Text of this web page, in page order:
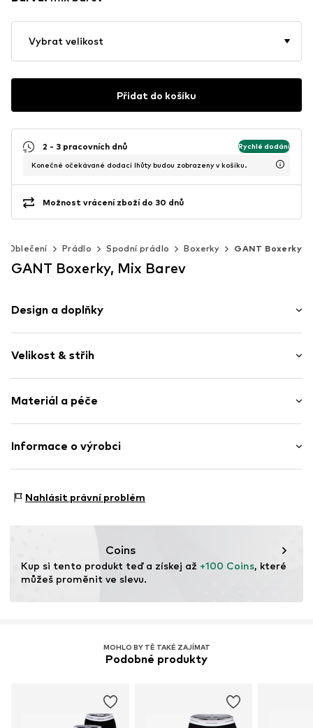
Vybrat velikost
Přidat do košíku
2 - 3 pracovních dnů Rychlé dodání
Konečné očekávané dodací lhůty budou zobrazeny v košíku.
Možnost vrácení zboží do 30 dnů
Oblečení Prádlo Spodní prádlo Boxerky GANT Boxerky
GANT Boxerky, Mix Barev
Design a doplňky
Velikost & střih
Materiál a péče
Vrchní materiál: 95% Bavlna, 5% Elastan
Informace o výrobci
95698 Neualbenreuth
Nahlásit právní problém
Coins
Kup si tento produkt teď a získej až +100 Coins, které
můžeš proměnit ve slevu.
MOHLO BY TĚ TAKÉ ZAJÍMAT
Podobné produkty